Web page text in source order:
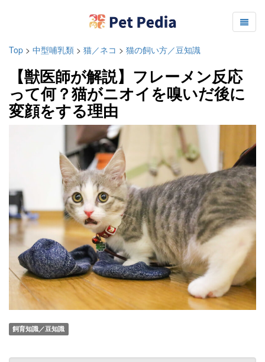
Top > 中型哺乳類 > 猫／ネコ > 猫の飼い方／豆知識
【獣医師が解説】フレーメン反応
って何？猫がニオイを嗅いだ後に
変顔をする理由
飼育知識／豆知識